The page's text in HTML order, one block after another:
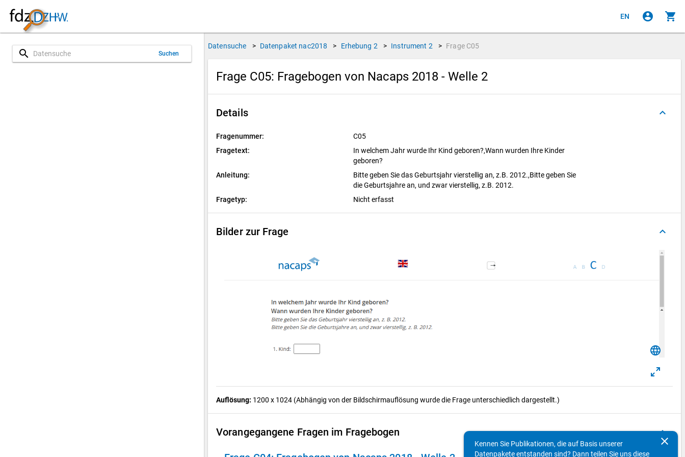
EN account_circle shopping_cart
search Suchen
Datensuche > Datenpaket nac2018 > Erhebung 2 > Instrument 2 > Frage C05
Frage C05: Fragebogen von Nacaps 2018 - Welle 2
Details keyboard_arrow_up
Fragenummer:
C05
Fragetext:
In welchem Jahr wurde Ihr Kind geboren?,Wann wurden Ihre Kinder
geboren?
Anleitung:
Bitte geben Sie das Geburtsjahr vierstellig an, z.B. 2012.,Bitte geben Sie
die Geburtsjahre an, und zwar vierstellig, z.B. 2012.
Fragetyp:
Nicht erfasst
Bilder zur Frage keyboard_arrow_up
language
Auflösung: 1200 x 1024 (Abhängig von der Bildschirmauflösung wurde die Frage unterschiedlich dargestellt.)
Vorangegangene Fragen im Fragebogen keyboard_arrow_up
clear
Kennen Sie Publikationen, die auf Basis unserer
Datenpakete entstanden sind? Dann teilen Sie uns diese